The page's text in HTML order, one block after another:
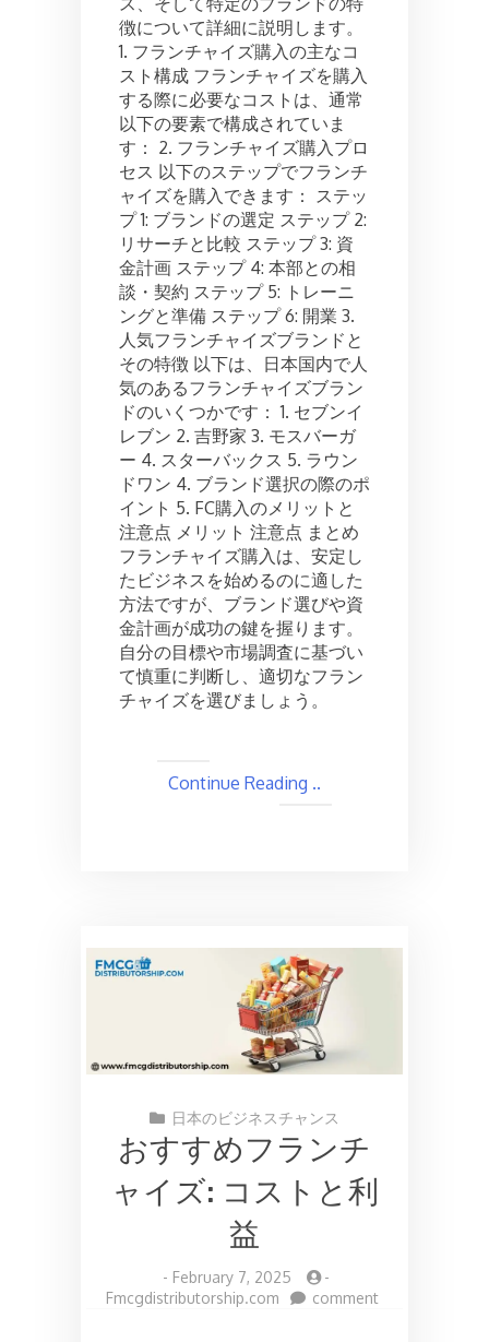
徴について詳細に説明します。
1. フランチャイズ購入の主なコ
スト構成 フランチャイズを購入
する際に必要なコストは、通常
以下の要素で構成されていま
す： 2. フランチャイズ購入プロ
セス 以下のステップでフランチ
ャイズを購入できます： ステッ
プ 1: ブランドの選定 ステップ 2:
リサーチと比較 ステップ 3: 資
金計画 ステップ 4: 本部との相
談・契約 ステップ 5: トレーニ
ングと準備 ステップ 6: 開業 3.
人気フランチャイズブランドと
その特徴 以下は、日本国内で人
気のあるフランチャイズブラン
ドのいくつかです： 1. セブンイ
レブン 2. 吉野家 3. モスバーガ
ー 4. スターバックス 5. ラウン
ドワン 4. ブランド選択の際のポ
イント 5. FC購入のメリットと
注意点 メリット 注意点 まとめ
フランチャイズ購入は、安定し
たビジネスを始めるのに適した
方法ですが、ブランド選びや資
金計画が成功の鍵を握ります。
自分の目標や市場調査に基づい
て慎重に判断し、適切なフラン
チャイズを選びましょう。
Continue Reading ..
日本のビジネスチャンス
おすすめフランチ
ャイズ: コストと利
益
- February 7, 2025
-
Fmcgdistributorship.com
commenton